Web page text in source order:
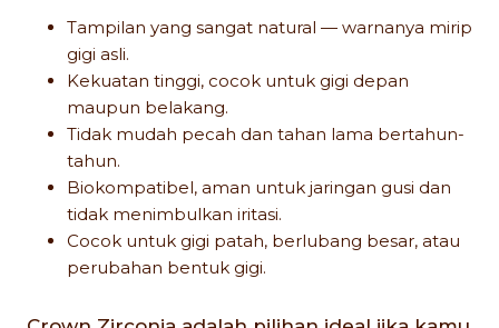
Tampilan yang sangat natural — warnanya mirip
gigi asli.
Kekuatan tinggi, cocok untuk gigi depan
maupun belakang.
Tidak mudah pecah dan tahan lama bertahun-
tahun.
Biokompatibel, aman untuk jaringan gusi dan
tidak menimbulkan iritasi.
Cocok untuk gigi patah, berlubang besar, atau
perubahan bentuk gigi.